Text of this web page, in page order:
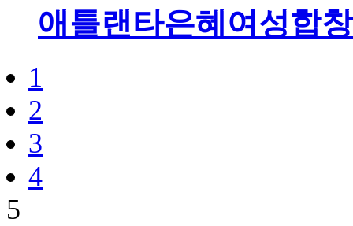
애틀랜타은혜여성합
1
2
3
4
5